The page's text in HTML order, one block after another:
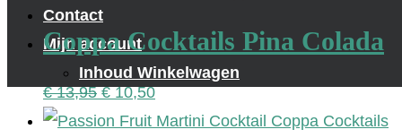
Contact
Mijn account
Inhoud Winkelwagen
was:
€ 13,95.€ 10,50.
Coppa Cocktails Pina Colada
€13,95 Oorspronkelijke
prijs
€10,50Huidige
prijs